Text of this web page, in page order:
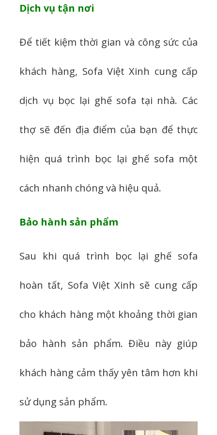
Dịch vụ tận nơi
Để tiết kiệm thời gian và công sức của
khách hàng, Sofa Việt Xinh cung cấp
dịch vụ bọc lại ghế sofa tại nhà. Các
thợ sẽ đến địa điểm của bạn để thực
hiện quá trình bọc lại ghế sofa một
cách nhanh chóng và hiệu quả.
Bảo hành sản phẩm
Sau khi quá trình bọc lại ghế sofa
hoàn tất, Sofa Việt Xinh sẽ cung cấp
cho khách hàng một khoảng thời gian
bảo hành sản phẩm. Điều này giúp
khách hàng cảm thấy yên tâm hơn khi
sử dụng sản phẩm.